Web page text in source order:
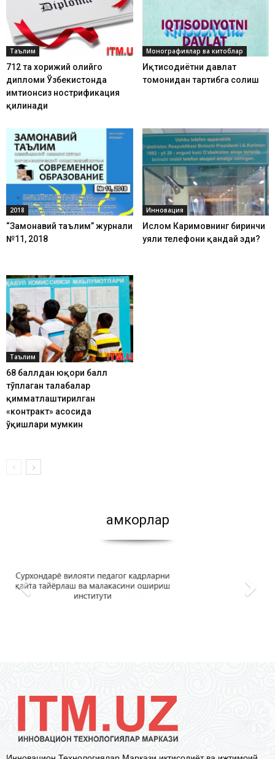
Таълим
712 та хорижий олийгоҳ
дипломи Ўзбекистонда
имтиҳонсиз нострификация
қилинади
Монографиялар ва китоблар
Иқтисодиётни давлат
томонидан тартибга солиш
2018
“Замонавий таълим” журнали
№11, 2018
Инновация
Ислом Каримовнинг биринчи
уяли телефони қандай эди?
Таълим
68 баллдан юқори балл
тўплаган талабалар
қимматлаштирилган
«контракт» асосида
ўқишлари мумкин
Ҳамкорлар